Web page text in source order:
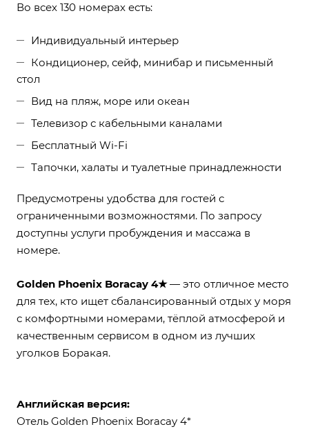
Во всех 130 номерах есть:
Индивидуальный интерьер
Кондиционер, сейф, минибар и письменный
стол
Вид на пляж, море или океан
Телевизор с кабельными каналами
Бесплатный Wi-Fi
Тапочки, халаты и туалетные принадлежности
Предусмотрены удобства для гостей с
ограниченными возможностями. По запросу
доступны услуги пробуждения и массажа в
номере.
Golden Phoenix Boracay 4★— это отличное место
для тех, кто ищет сбалансированный отдых у моря
с комфортными номерами, тёплой атмосферой и
качественным сервисом в одном из лучших
уголков Боракая.
Английская версия:
Отель Golden Phoenix Boracay 4*